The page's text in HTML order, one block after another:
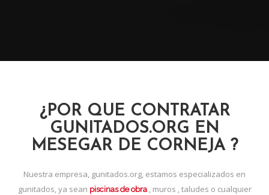
¿POR QUE CONTRATAR
GUNITADOS.ORG EN
MESEGAR DE CORNEJA ?
Nuestra empresa, gunitados.org, estamos especializados en
gunitados, ya sean piscinas de obra, muros , taludes o cualquier